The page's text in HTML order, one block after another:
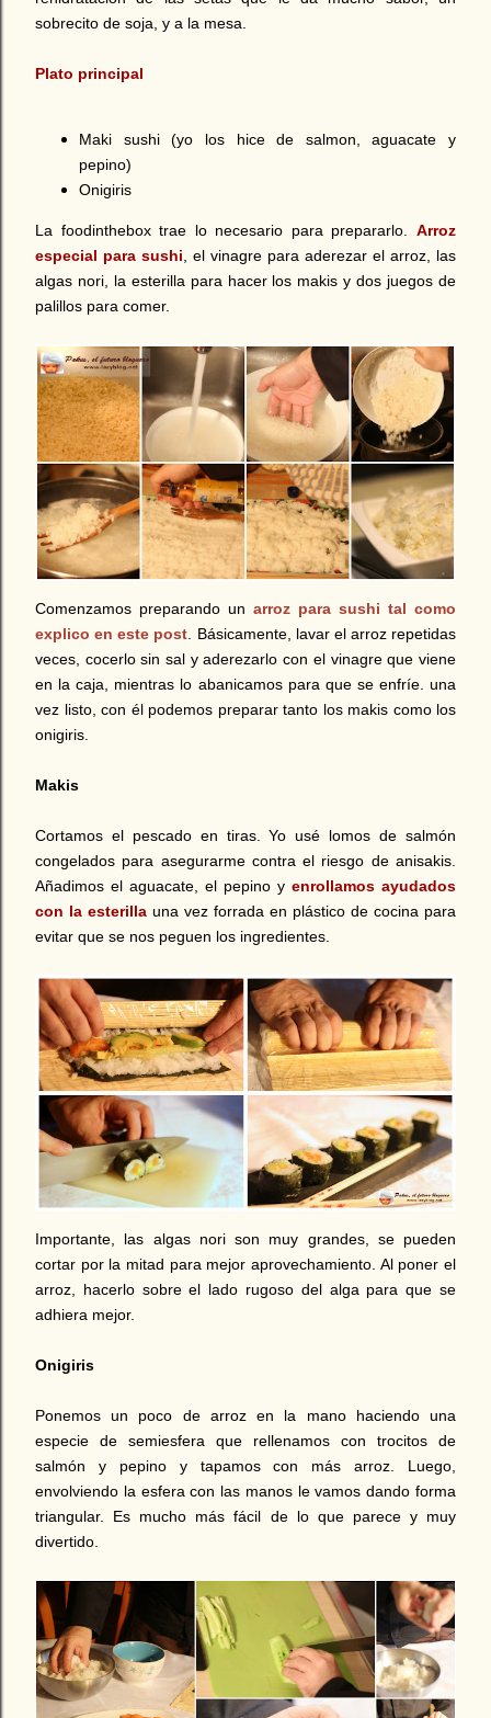
sobrecito de soja, y a la mesa.
Plato principal
Maki sushi (yo los hice de salmon, aguacate y
pepino)
Onigiris
La foodinthebox trae lo necesario para prepararlo. Arroz
especial para sushi , el vinagre para aderezar el arroz, las
algas nori, la esterilla para hacer los makis y dos juegos de
palillos para comer.
Comenzamos preparando un arroz para sushi tal como
explico en este post . Básicamente, lavar el arroz repetidas
veces, cocerlo sin sal y aderezarlo con el vinagre que viene
en la caja, mientras lo abanicamos para que se enfríe. una
vez listo, con él podemos preparar tanto los makis como los
onigiris.
Makis
Cortamos el pescado en tiras. Yo usé lomos de salmón
congelados para asegurarme contra el riesgo de anisakis.
Añadimos el aguacate, el pepino y enrollamos ayudados
con la esterilla una vez forrada en plástico de cocina para
evitar que se nos peguen los ingredientes.
Importante, las algas nori son muy grandes, se pueden
cortar por la mitad para mejor aprovechamiento. Al poner el
arroz, hacerlo sobre el lado rugoso del alga para que se
adhiera mejor.
Onigiris
Ponemos un poco de arroz en la mano haciendo una
especie de semiesfera que rellenamos con trocitos de
salmón y pepino y tapamos con más arroz. Luego,
envolviendo la esfera con las manos le vamos dando forma
triangular. Es mucho más fácil de lo que parece y muy
divertido.